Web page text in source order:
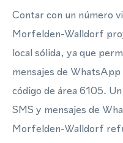
Contar con un número
Morfelden-Walldorf
local sólida, ya que
mensajes de WhatsApp
código de área 6105.
SMS y mensajes de
Morfelden-Walldorf